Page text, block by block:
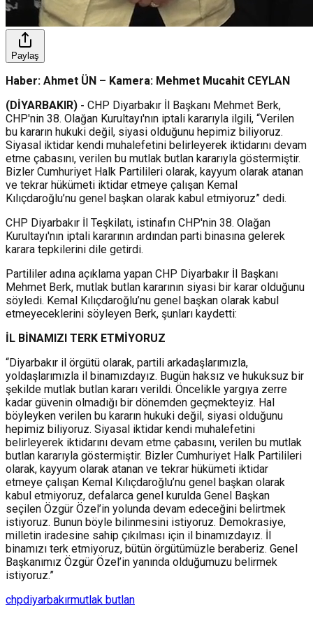
Paylaş
Haber: Ahmet ÜN – Kamera: Mehmet Mucahit CEYLAN
(DİYARBAKIR) - CHP Diyarbakır İl Başkanı Mehmet Berk,
CHP'nin 38. Olağan Kurultayı'nın iptali kararıyla ilgili, “Verilen
bu kararın hukuki değil, siyasi olduğunu hepimiz biliyoruz.
Siyasal iktidar kendi muhalefetini belirleyerek iktidarını devam
etme çabasını, verilen bu mutlak butlan kararıyla göstermiştir.
Bizler Cumhuriyet Halk Partilileri olarak, kayyum olarak atanan
ve tekrar hükümeti iktidar etmeye çalışan Kemal
Kılıçdaroğlu’nu genel başkan olarak kabul etmiyoruz” dedi.
CHP Diyarbakır İl Teşkilatı, istinafın CHP'nin 38. Olağan
Kurultayı'nın iptali kararının ardından parti binasına gelerek
karara tepkilerini dile getirdi.
Partililer adına açıklama yapan CHP Diyarbakır İl Başkanı
Mehmet Berk, mutlak butlan kararının siyasi bir karar olduğunu
söyledi. Kemal Kılıçdaroğlu’nu genel başkan olarak kabul
etmeyeceklerini söyleyen Berk, şunları kaydetti:
İL BİNAMIZI TERK ETMİYORUZ
“Diyarbakır il örgütü olarak, partili arkadaşlarımızla,
yoldaşlarımızla il binamızdayız. Bugün haksız ve hukuksuz bir
şekilde mutlak butlan kararı verildi. Öncelikle yargıya zerre
kadar güvenin olmadığı bir dönemden geçmekteyiz. Hal
böyleyken verilen bu kararın hukuki değil, siyasi olduğunu
hepimiz biliyoruz. Siyasal iktidar kendi muhalefetini
belirleyerek iktidarını devam etme çabasını, verilen bu mutlak
butlan kararıyla göstermiştir. Bizler Cumhuriyet Halk Partilileri
olarak, kayyum olarak atanan ve tekrar hükümeti iktidar
etmeye çalışan Kemal Kılıçdaroğlu’nu genel başkan olarak
kabul etmiyoruz, defalarca genel kurulda Genel Başkan
seçilen Özgür Özel’in yolunda devam edeceğini belirtmek
istiyoruz. Bunun böyle bilinmesini istiyoruz. Demokrasiye,
milletin iradesine sahip çıkılması için il binamızdayız. İl
binamızı terk etmiyoruz, bütün örgütümüzle beraberiz. Genel
Başkanımız Özgür Özel’in yanında olduğumuzu belirmek
istiyoruz.”
chpdiyarbakırmutlak butlan